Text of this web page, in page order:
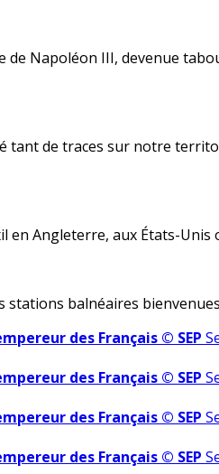
Napoléon III, devenue
tant de traces sur notre
Angleterre, aux États-
balnéaires
des Français © SEP
des Français © SEP
des Français © SEP
des Français © SEP